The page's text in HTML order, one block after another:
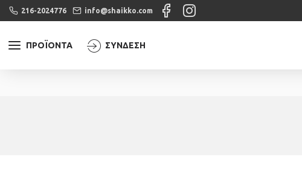
216-2024776 info@shaikko.com
ΠΡΟΪΌΝΤΑ ΣΎΝΔΕΣΗ